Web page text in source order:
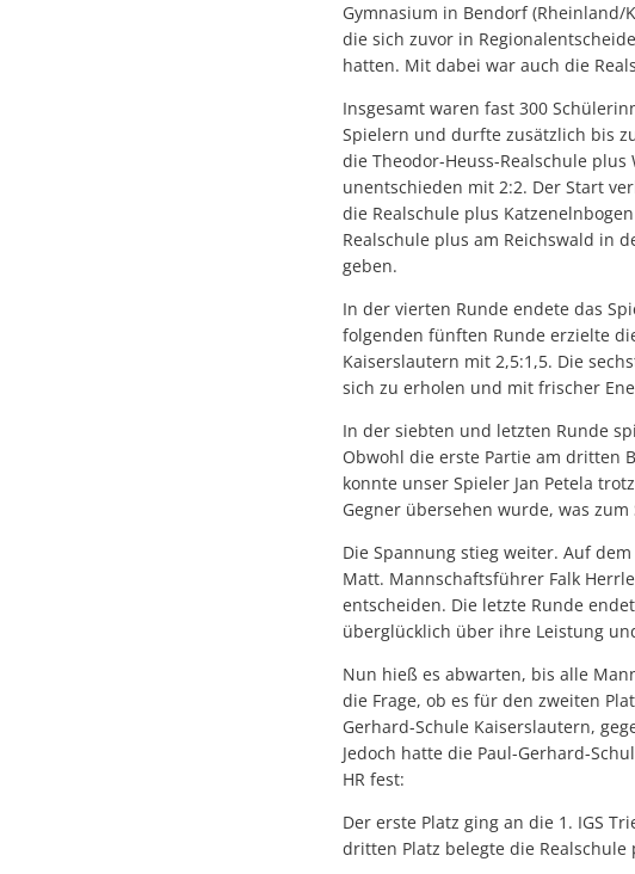
Gymnasium in Bendorf
die sich zuvor in
hatten. Mit dabei war auch die
Insgesamt waren fast 300
Spielern und durfte zusätzlich bis
die Theodor-Heuss-Realschule
unentschieden mit 2:2. Der Start
die Realschule plus
Realschule plus am Reichswald in
geben.
In der vierten Runde endete das
folgenden fünften Runde erzielte
Kaiserslautern mit 2,5:1,5. Die
sich zu erholen und mit frischer
In der siebten und letzten Runde
Obwohl die erste Partie am dritten
konnte unser Spieler Jan Petela
Gegner übersehen wurde, was
Die Spannung stieg weiter. Auf
Matt. Mannschaftsführer Falk
entscheiden. Die letzte Runde
überglücklich über ihre Leistung
Nun hieß es abwarten, bis alle
die Frage, ob es für den zweiten
Gerhard-Schule Kaiserslautern,
Jedoch hatte die Paul-Gerhard-
HR fest:
Der erste Platz ging an die 1. IGS
dritten Platz belegte die Realschule